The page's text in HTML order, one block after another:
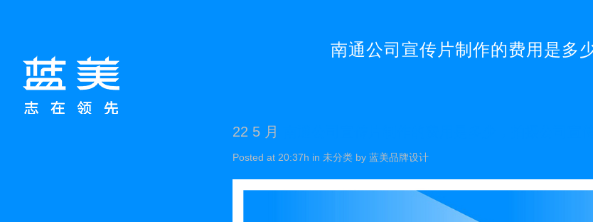
南通公司宣传片制作的费用是多
22 5 月
Posted at 20:37h in 未分类 by 蓝美品牌设计